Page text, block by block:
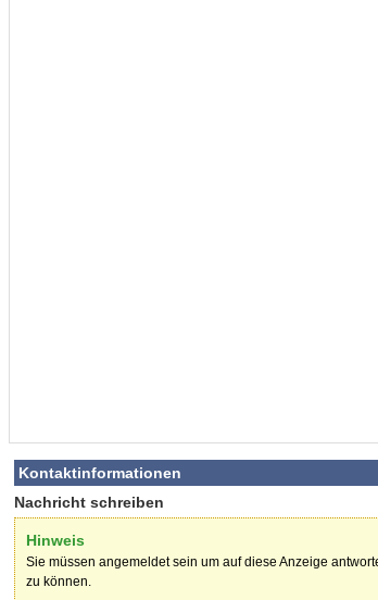
Kontaktinformationen
Nachricht schreiben
Hinweis
Sie müssen angemeldet sein um auf diese Anzeige
zu können.